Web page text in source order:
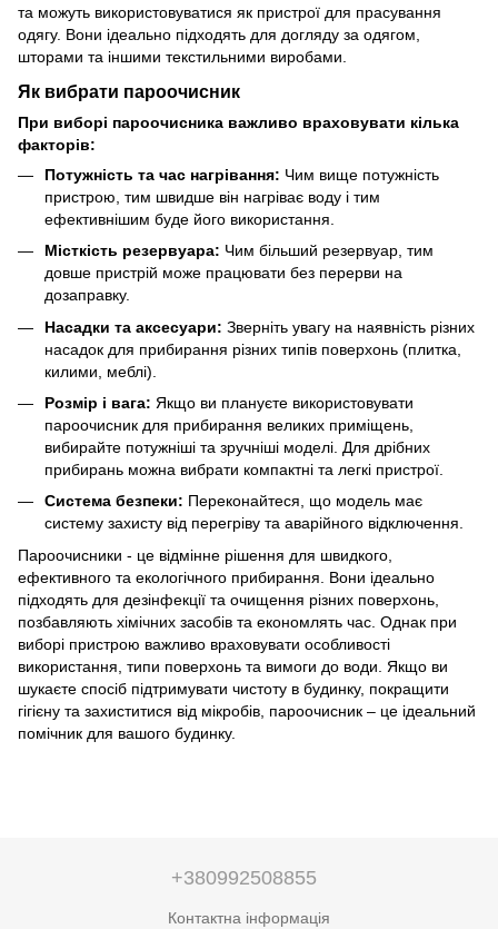
та можуть використовуватися як пристрої для прасування
одягу. Вони ідеально підходять для догляду за одягом,
шторами та іншими текстильними виробами.
Як вибрати пароочисник
При виборі пароочисника важливо враховувати кілька
факторів:
Потужність та час нагрівання: Чим вище потужність
пристрою, тим швидше він нагріває воду і тим
ефективнішим буде його використання.
Місткість резервуара: Чим більший резервуар, тим
довше пристрій може працювати без перерви на
дозаправку.
Насадки та аксесуари: Зверніть увагу на наявність різних
насадок для прибирання різних типів поверхонь (плитка,
килими, меблі).
Розмір і вага: Якщо ви плануєте використовувати
пароочисник для прибирання великих приміщень,
вибирайте потужніші та зручніші моделі. Для дрібних
прибирань можна вибрати компактні та легкі пристрої.
Система безпеки: Переконайтеся, що модель має
систему захисту від перегріву та аварійного відключення.
Пароочисники - це відмінне рішення для швидкого,
ефективного та екологічного прибирання. Вони ідеально
підходять для дезінфекції та очищення різних поверхонь,
позбавляють хімічних засобів та економлять час. Однак при
виборі пристрою важливо враховувати особливості
використання, типи поверхонь та вимоги до води. Якщо ви
шукаєте спосіб підтримувати чистоту в будинку, покращити
гігієну та захиститися від мікробів, пароочисник – це ідеальний
помічник для вашого будинку.
+380992508855
Контактна інформація